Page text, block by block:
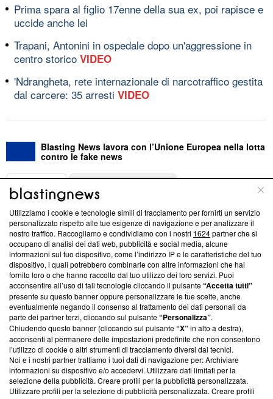
Prima spara al figlio 17enne della sua ex, poi rapisce e
uccide anche lei
Trapani, Antonini in ospedale dopo un'aggressione in
centro storico VIDEO
'Ndrangheta, rete internazionale di narcotraffico gestita
dal carcere: 35 arresti VIDEO
Blasting News lavora con l’Unione Europea nella lotta
contro le fake news
ABOUT
Questa sezione offre informazioni trasparenti su Blasting
News, sui nostri processi editoriali e su come ci impegniamo a
creare news di qualità. Inoltre, afferma la nostra aderenza a
‘Trust Project - News with Integrity’Blasting News non è
ancora membro del programma, ma ha richiesto di farne
parte; Trust Project non ha ancora effettuato una verifica di
conformità agli standard.
Su di noi
Team editoriale
Corporate
Redazione
Utilizziamo i cookie e tecnologie simili di tracciamento per fornirti un servizio
personalizzato rispetto alle tue esigenze di navigazione e per analizzare il
nostro traffico. Raccogliamo e condividiamo con i nostri 1624partner che si
occupano di analisi dei dati web, pubblicità e social media, alcune
informazioni sul tuo dispositivo, come l’indirizzo IP e le caratteristiche del tuo
dispositivo, i quali potrebbero combinarle con altre informazioni che hai
fornito loro o che hanno raccolto dal tuo utilizzo dei loro servizi. Puoi
acconsentire all’uso di tali tecnologie cliccando il pulsante“Accetta tutti”
presente su questo banner oppure personalizzare le tue scelte, anche
eventualmente negando il consenso al trattamento dei dati personali da
parte dei partner terzi, cliccando sul pulsante“Personalizza”.
Chiudendo questo banner (cliccando sul pulsante“X”in alto a destra),
acconsenti al permanere delle impostazioni predefinite che non consentono
l’utilizzo di cookie o altri strumenti di tracciamento diversi dai tecnici.
Noi e i nostri partner trattiamo i tuoi dati di navigazione per: Archiviare
informazioni su dispositivo e/o accedervi. Utilizzare dati limitati per la
selezione della pubblicità. Creare profili per la pubblicità personalizzata.
Utilizzare profili per la selezione di pubblicità personalizzata. Creare profili